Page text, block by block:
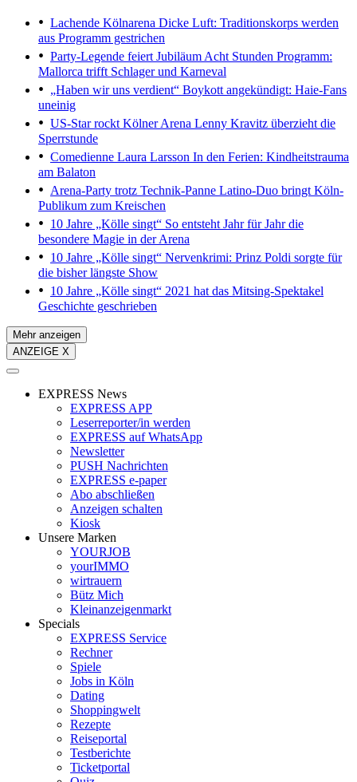
Lachende Kölnarena Dicke Luft: Traditionskorps werden
aus Programm gestrichen
Party-Legende feiert Jubiläum Acht Stunden Programm:
Mallorca trifft Schlager und Karneval
„Haben wir uns verdient“ Boykott angekündigt: Haie-Fans
uneinig
US-Star rockt Kölner Arena Lenny Kravitz überzieht die
Sperrstunde
Comedienne Laura Larsson In den Ferien: Kindheitstrauma
am Balaton
Arena-Party trotz Technik-Panne Latino-Duo bringt Köln-
Publikum zum Kreischen
10 Jahre „Kölle singt“ So entsteht Jahr für Jahr die
besondere Magie in der Arena
10 Jahre „Kölle singt“ Nervenkrimi: Prinz Poldi sorgte für
die bisher längste Show
10 Jahre „Kölle singt“ 2021 hat das Mitsing-Spektakel
Geschichte geschrieben
Mehr anzeigen
ANZEIGE X
EXPRESS News
EXPRESS APP
Leserreporter/in werden
EXPRESS auf WhatsApp
Newsletter
PUSH Nachrichten
EXPRESS e-paper
Abo abschließen
Anzeigen schalten
Kiosk
Unsere Marken
YOURJOB
yourIMMO
wirtrauern
Bütz Mich
Kleinanzeigenmarkt
Specials
EXPRESS Service
Rechner
Spiele
Jobs in Köln
Dating
Shoppingwelt
Rezepte
Reiseportal
Testberichte
Ticketportal